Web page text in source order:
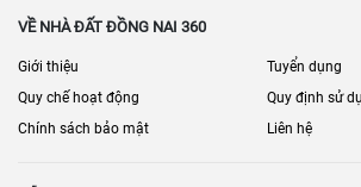
VỀ NHÀ ĐẤT ĐỒNG NAI 360
Giới thiệu
Tuyển dụng
Quy chế hoạt động
Quy định sử
Chính sách bảo mật
Liên hệ